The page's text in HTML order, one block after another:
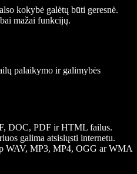
kokybė galėtų būti geresnė.
mažai funkcijų.
palaikymo ir galimybės
DOC, PDF ir HTML failus.
galima atsisiųsti internetu.
WAV, MP3, MP4, OGG ar WMA